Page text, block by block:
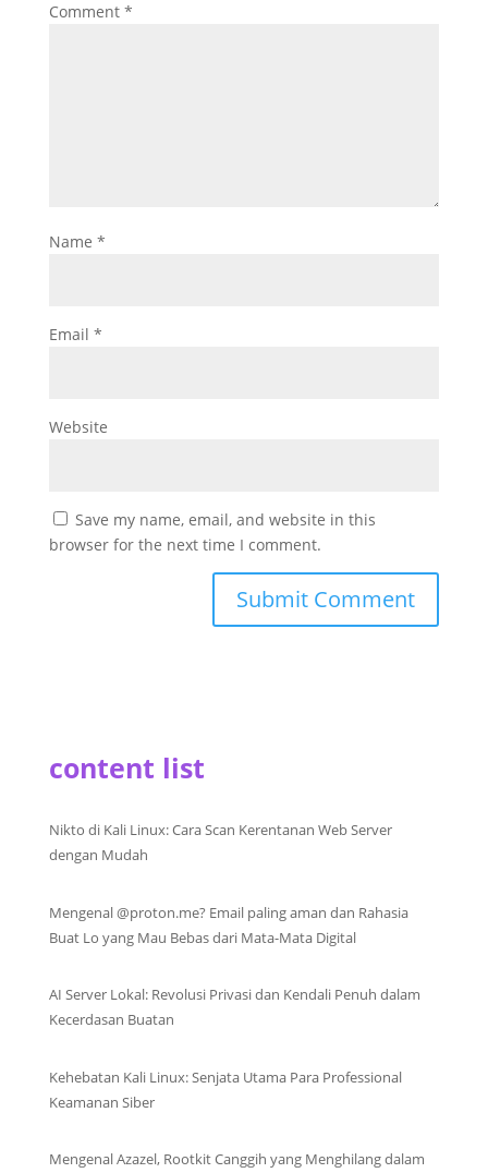
Comment *
Name *
Email *
Website
Save my name, email, and website in this
browser for the next time I comment.
content list
Nikto di Kali Linux: Cara Scan Kerentanan Web Server
dengan Mudah
Mengenal @proton.me? Email paling aman dan Rahasia
Buat Lo yang Mau Bebas dari Mata-Mata Digital
AI Server Lokal: Revolusi Privasi dan Kendali Penuh dalam
Kecerdasan Buatan
Kehebatan Kali Linux: Senjata Utama Para Professional
Keamanan Siber
Mengenal Azazel, Rootkit Canggih yang Menghilang dalam